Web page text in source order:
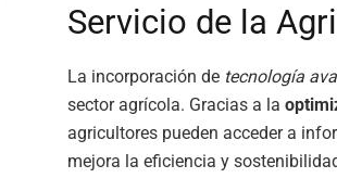
Servicio de la
La incorporación de tecnología
sector agrícola. Gracias a la
agricultores pueden acceder a
mejora la eficiencia y